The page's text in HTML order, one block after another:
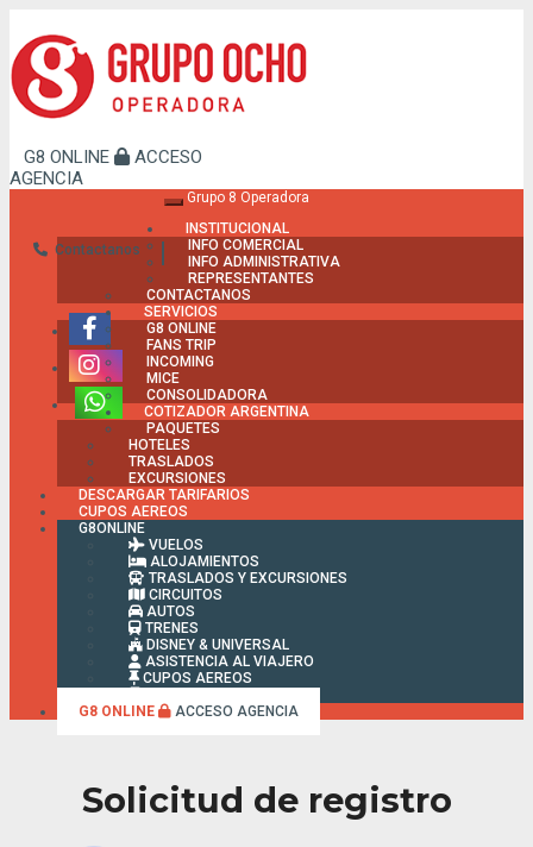
G8 ONLINE
ACCESO
AGENCIA
Contactanos
Toggle navigation
Grupo 8 Operadora
INSTITUCIONAL
INFO COMERCIAL
INFO ADMINISTRATIVA
REPRESENTANTES
CONTACTANOS
SERVICIOS
G8 ONLINE
FANS TRIP
INCOMING
MICE
CONSOLIDADORA
COTIZADOR ARGENTINA
PAQUETES
HOTELES
TRASLADOS
EXCURSIONES
DESCARGAR TARIFARIOS
CUPOS AEREOS
G8ONLINE
VUELOS
ALOJAMIENTOS
TRASLADOS Y EXCURSIONES
CIRCUITOS
AUTOS
TRENES
DISNEY & UNIVERSAL
ASISTENCIA AL VIAJERO
CUPOS AEREOS
G8 ONLINE
ACCESO AGENCIA
Solicitud de registro